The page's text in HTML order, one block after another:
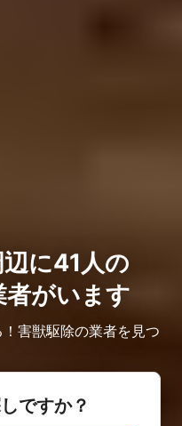
に41人の
者がいます
害獣駆除の業者を見つ
ですか？